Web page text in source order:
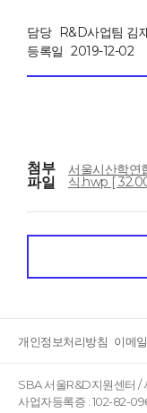
담당
R&D사업팀 김
등록일 2019-12-02
첨부
파일
서울시산학연
식.hwp [
개인정보처리방침 이메
SBA 서울R&D지원센터 /
사업자등록증 : 102-82-